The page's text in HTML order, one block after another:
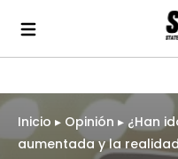
Inicio ▸ Opinión ▸ ¿Han
aumentada y la